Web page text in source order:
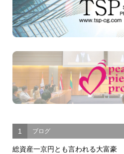
1 ブログ
総資産一京円とも言われる大富豪